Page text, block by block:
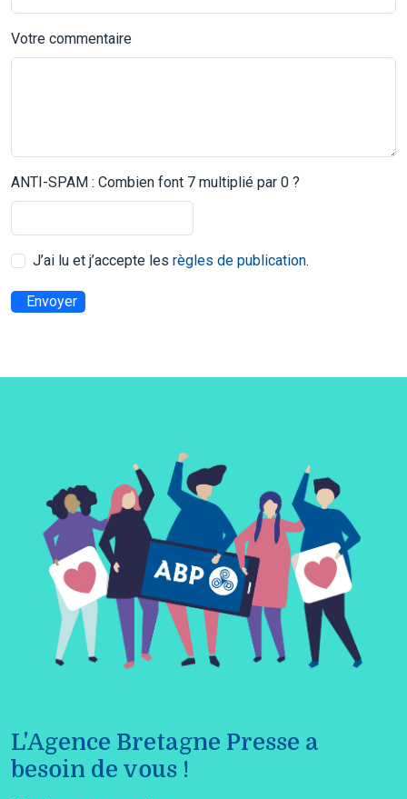
Votre commentaire
ANTI-SPAM : Combien font 7 multiplié par 0 ?
J’ai lu et j’accepte les règles de publication.
Envoyer
L'Agence Bretagne Presse a
besoin de vous !